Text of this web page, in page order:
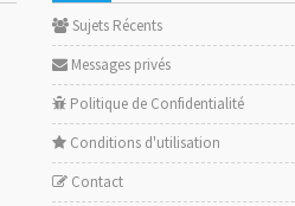
Sujets Récents
Messages privés
Politique de Confidentialité
Conditions d'utilisation
Contact